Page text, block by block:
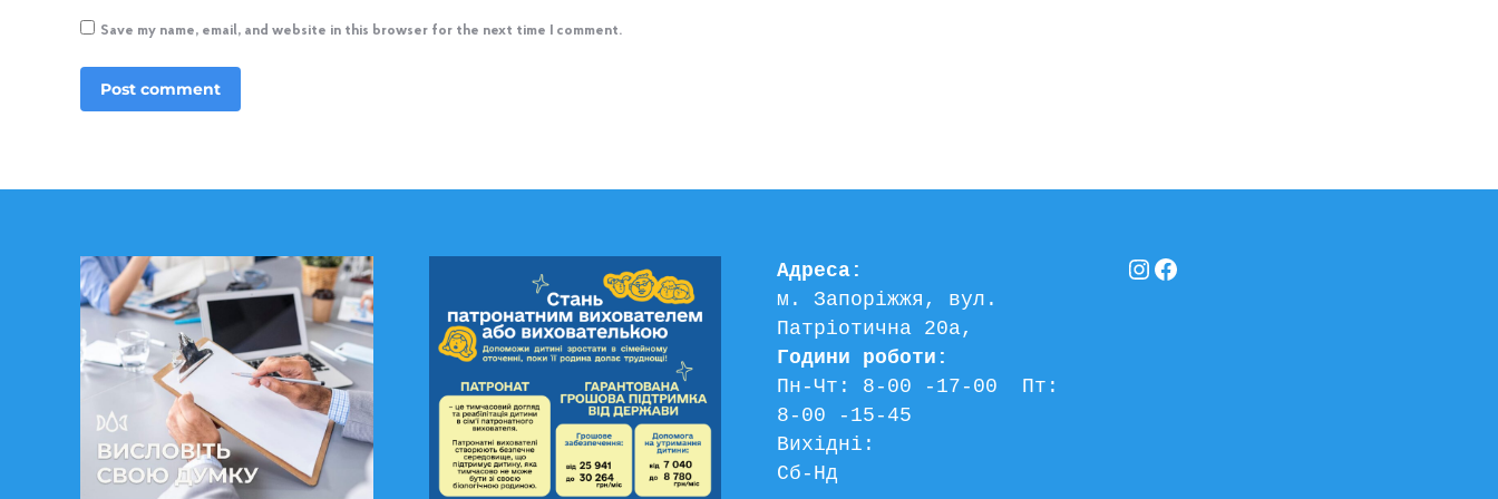
Save my name, email, and website in this browser for the next time I comment.
Post comment
Адреса:
м. Запоріжжя, вул.
Патріотична 20а,
Години роботи:
Пн-Чт: 8-00 -17-00  Пт:
8-00 -15-45
Вихідні:
Сб-Нд
Instagram
Facebook